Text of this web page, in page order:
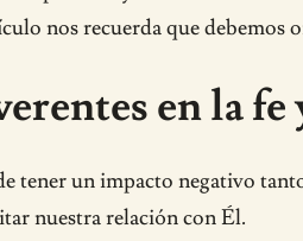
nos recuerda que
en la
tener un impacto negativo
nuestra relación con Él.